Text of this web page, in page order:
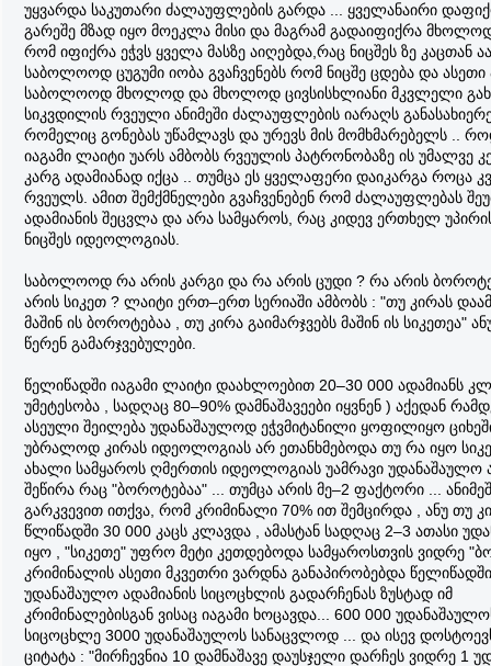
უყვარდა საკუთარი ძალაუფლების გარდა ... ყველანაირი
გარეშე მზად იყო მოეკლა მისი და მაგრამ გადაიფიქრა
რომ იფიქრა ეჭვს ყველა მასზე აიღებდა,რაც ნიცშეს ზე კაცთან
საბოლოოდ ცუგუმი იობა გვაჩვენებს რომ ნიცშე ცდება და ასეთი
საბოლოოდ მხოლოდ და მხოლოდ ცივსისხლიანი მკვლელი
სიკვდილის რვეული ანიმეში ძალაუფლების იარაღს
რომელიც გონებას უწამლავს და ურევს მის მომხმარებელს ..
იაგამი ლაიტი უარს ამბობს რვეულის პატრონობაზე ის უმალვე
კარგ ადამიანად იქცა .. თუმცა ეს ყველაფერი დაიკარგა როცა
რვეულს. ამით შემქმნელები გვაჩვენებენ რომ ძალაუფლებას
ადამიანის შეცვლა და არა სამყაროს, რაც კიდევ ერთხელ
ნიცშეს იდეოლოგიას.
საბოლოოდ რა არის კარგი და რა არის ცუდი ? რა არის
არის სიკეთ ? ლაიტი ერთ–ერთ სერიაში ამბობს : "თუ კირას
მაშინ ის ბოროტებაა , თუ კირა გაიმარჯვებს მაშინ ის სიკეთეა"
წერენ გამარჯვებულები.
წელიწადში იაგამი ლაიტი დაახლოებით 20–30 000 ადამიანს
უმეტესობა , სადღაც 80–90% დამნაშავეები იყვნენ ) აქედან
ასეული შეილება უდანაშაულოდ ეჭვმიტანილი ყოფილიყო
უბრალოდ კირას იდეოლოგიას არ ეთანხმებოდა თუ რა იყო
ახალი სამყაროს ღმერთის იდეოლოგიას უამრავი უდანაშაულო
შეწირა რაც "ბოროტებაა" ... თუმცა არის მე–2 ფაქტორი ...
გარკვევით ითქვა, რომ კრიმინალი 70% ით შემცირდა , ანუ თუ
წლიწადში 30 000 კაცს კლავდა , ამასტან სადღაც 2–3 ათასი
იყო , "სიკეთე" უფრო მეტი კეთდებოდა სამყაროსთვის ვიდრე
კრიმინალის ასეთი მკვეთრი ვარდნა განაპირობებდა
უდანაშაულო ადამიანის სიცოცხლის გადარჩენას ზუსტად იმ
კრიმინალებისგან ვისაც იაგამი ხოცავდა... 600 000
სიცოცხლე 3000 უდანაშაულოს სანაცვლოდ ... და ისევ
ციტატა : "მირჩევნია 10 დამნაშავე დაუსჯელი დარჩეს ვიდრე 1